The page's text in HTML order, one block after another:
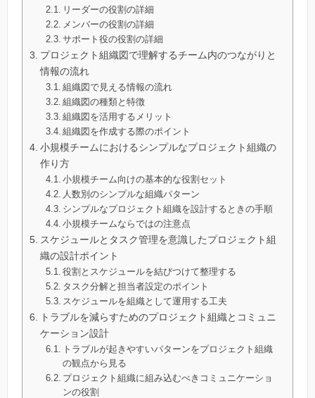
リーダーの役割の詳細
メンバーの役割の詳細
サポート役の役割の詳細
プロジェクト組織図で理解するチーム内のつながりと
情報の流れ
組織図で見える情報の流れ
組織図の種類と特徴
組織図を活用するメリット
組織図を作成する際のポイント
小規模チームにおけるシンプルなプロジェクト組織の
作り方
小規模チーム向けの基本的な役割セット
人数別のシンプルな組織パターン
シンプルなプロジェクト組織を設計するときの手順
小規模チームならではの注意点
スケジュールとタスク管理を意識したプロジェクト組
織の設計ポイント
役割とスケジュールを結びつけて整理する
タスク分解と担当者設定のポイント
スケジュールを組織として運用する工夫
トラブルを減らすためのプロジェクト組織とコミュニ
ケーション設計
トラブルが起きやすいパターンをプロジェクト組織
の観点から見る
プロジェクト組織に組み込むべきコミュニケーショ
ンの役割